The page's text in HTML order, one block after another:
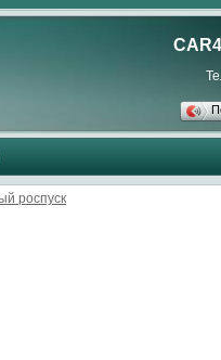
роспуск